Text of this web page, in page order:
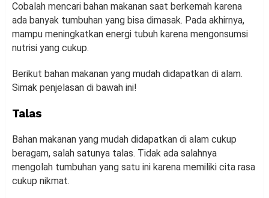
Cobalah mencari bahan makanan saat berkemah karena
ada banyak tumbuhan yang bisa dimasak. Pada akhirnya,
mampu meningkatkan energi tubuh karena mengonsumsi
nutrisi yang cukup.
Berikut bahan makanan yang mudah didapatkan di alam.
Simak penjelasan di bawah ini!
Talas
Bahan makanan yang mudah didapatkan di alam cukup
beragam, salah satunya talas. Tidak ada salahnya
mengolah tumbuhan yang satu ini karena memiliki cita rasa
cukup nikmat.